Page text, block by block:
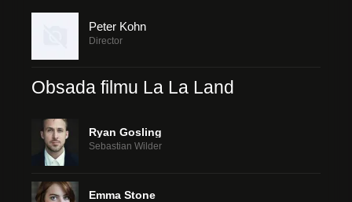
Peter Kohn
Director
Obsada filmu La La Land
Ryan Gosling
Sebastian Wilder
Emma Stone